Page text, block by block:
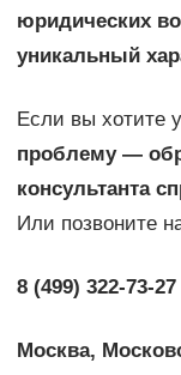
юридических
уникальный
Если вы хотите
проблему —
консультанта
Или позвоните
8 (499) 322-73-27
Москва,